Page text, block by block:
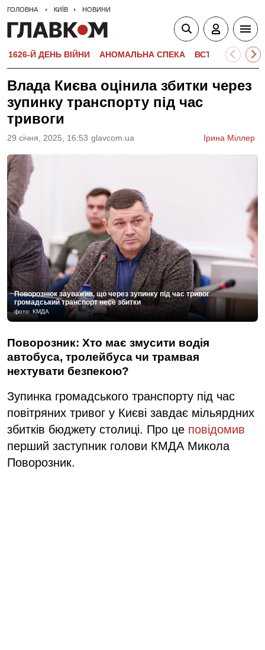
ГОЛОВНА КИЇВ НОВИНИ
1626-Й ДЕНЬ ВІЙНИ АНОМАЛЬНА СПЕКА ВСТУПНА
Влада Києва оцінила збитки через
зупинку транспорту під час
тривоги
29 сiчня, 2025, 16:53 glavcom.ua Ірина Міллер
Поворознюк зауважив, що через зупинку під час тривог
громадський транспорт несе збитки
фото: КМДА
Поворозник: Хто має змусити водія
автобуса, тролейбуса чи трамвая
нехтувати безпекою?
Зупинка громадського транспорту під час
повітряних тривог у Києві завдає мільярдних
збитків бюджету столиці. Про це повідомив
перший заступник голови КМДА Микола
Поворозник.